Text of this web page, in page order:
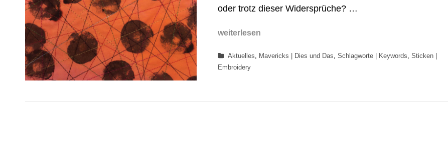
oder trotz dieser Widersprüche? …
weiterlesen
Categories
Aktuelles, Mavericks | Dies und Das,Schlagworte | Keywords,Sticken |
Embroidery